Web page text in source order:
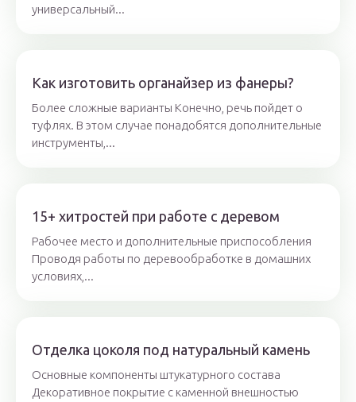
универсальный...
Как изготовить органайзер из фанеры?
Более сложные варианты Конечно, речь пойдет о
туфлях. В этом случае понадобятся дополнительные
инструменты,...
15+ хитростей при работе с деревом
Рабочее место и дополнительные приспособления
Проводя работы по деревообработке в домашних
условиях,...
Отделка цоколя под натуральный камень
Основные компоненты штукатурного состава
Декоративное покрытие с каменной внешностью